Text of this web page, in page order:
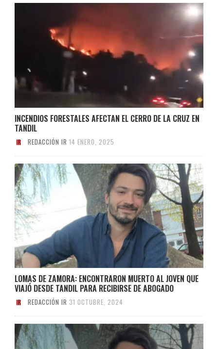
INCENDIOS FORESTALES AFECTAN EL CERRO DE LA CRUZ EN
TANDIL
REDACCIÓN IR 14 ENERO, 2025
LOMAS DE ZAMORA: ENCONTRARON MUERTO AL JOVEN QUE
VIAJÓ DESDE TANDIL PARA RECIBIRSE DE ABOGADO
REDACCIÓN IR 31 OCTUBRE, 2024